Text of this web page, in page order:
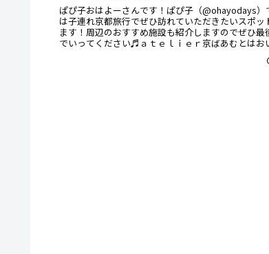
ぱぴ子おはよーさんです！ぱぴ子（@ohayodays）
は子連れ京都旅行でぜひ訪れていただきたいスポッ
ます！周辺のおすすめ施設も紹介しますのでぜひ最
でいってください♬ａｔｅｌｉｅｒ京ばあむとはお